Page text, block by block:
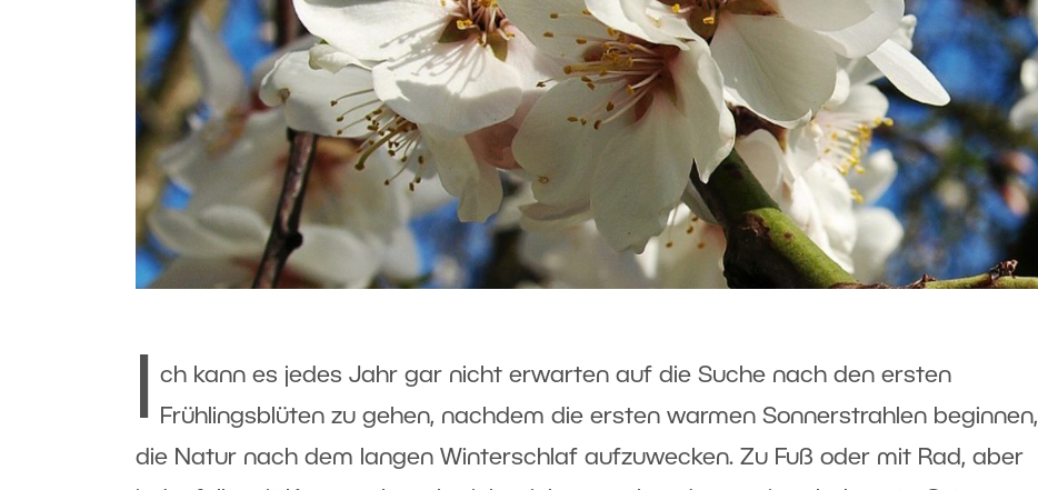
ch kann es jedes Jahr gar nicht erwarten auf die Suche nach den ersten
Frühlingsblüten zu gehen, nachdem die ersten warmen Sonnerstrahlen beginnen,
die Natur nach dem langen Winterschlaf aufzuwecken. Zu Fuß oder mit Rad, aber